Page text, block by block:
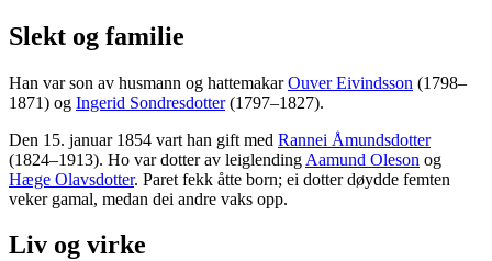
Slekt og familie
Han var son av husmann og hattemakarOuver Eivindsson (1798–
1871) og Ingerid Sondresdotter(1797–1827).
Den 15. januar 1854 vart han gift med Rannei Åmundsdotter
(1824–1913). Ho var dotter av leiglending Aamund Oleson og
Hæge Olavsdotter. Paret fekk åtte born; ei dotter døydde femten
veker gamal, medan dei andre vaks opp.
Liv og virke